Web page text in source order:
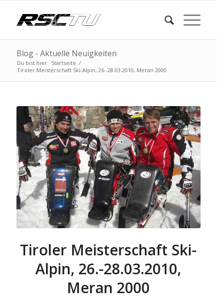
Blog - Aktuelle Neuigkeiten
Du bist hier: Startseite /
Tiroler Meisterschaft Ski-Alpin, 26.-28.03.2010, Meran 2000
Tiroler Meisterschaft Ski-
Alpin, 26.-28.03.2010,
Meran 2000